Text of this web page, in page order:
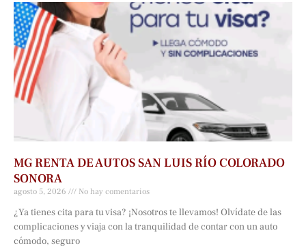
MG RENTA DE AUTOS SAN LUIS RÍO COLORADO
SONORA
agosto 5, 2026 No hay comentarios
¿Ya tienes cita para tu visa? ¡Nosotros te llevamos! Olvídate de las
complicaciones y viaja con la tranquilidad de contar con un auto
cómodo, seguro